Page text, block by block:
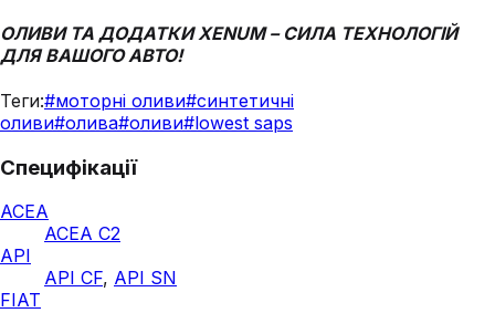
ОЛИВИ ТА ДОДАТКИ XENUM – СИЛА ТЕХНОЛОГІЙ
ДЛЯ ВАШОГО АВТО!
Теги:#моторні оливи#синтетичні
оливи#олива#оливи#lowest saps
Специфікації
ACEA
ACEA C2
API
API CF, API SN
FIAT